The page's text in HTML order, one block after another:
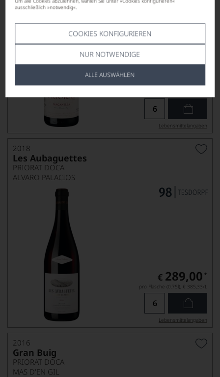
ausschließlich »notwendig«.
COOKIES KONFIGURIEREN
NUR NOTWENDIGE
ALLE AUSWÄHLEN
€139,00
Lebensmittel­angaben
2018
Les Aubaguettes
PRIORAT DOCA
ALVARO PALACIOS
€ 289,00 *
pro Flasche (0.75l), € 385,33/L
Lebensmittel­angaben
2016
Gran Buig
PRIORAT DOCA
MAS D'EN GIL